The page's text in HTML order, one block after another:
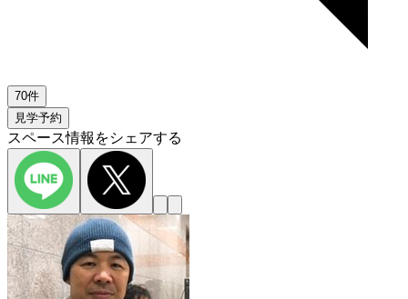
70件
見学予約
スペース情報をシェアする